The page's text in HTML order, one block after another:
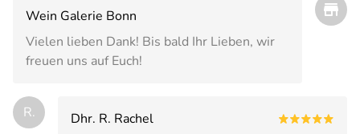
Wein Galerie Bonn
Vielen lieben Dank! Bis bald Ihr Lieben, wir
freuen uns auf Euch!
R.
Dhr. R. Rachel